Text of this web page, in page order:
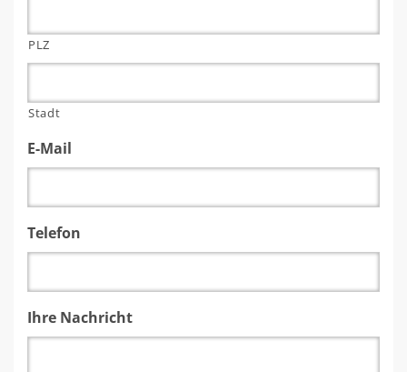
PLZ
Stadt
E-Mail
Telefon
Ihre Nachricht